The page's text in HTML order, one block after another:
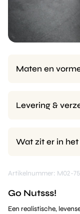
Maten en
Levering &
Wat zit er in
Artikelnummer: M02-
Go Nutsss!
Een realistische,